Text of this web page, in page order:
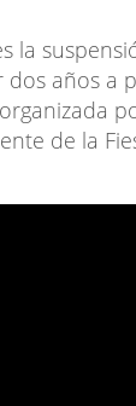
la
años a
de la